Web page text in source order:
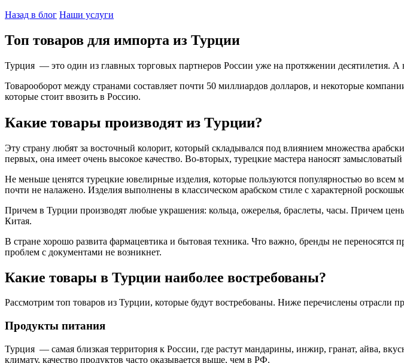
Назад в блог Наши услуги
Топ товаров для импорта из Турции
Турция — это один из главных торговых партнеров России уже на протяжении десятилетия.
Товарооборот между странами составляет почти 50 миллиардов долларов, и некоторые
которые стоит ввозить в Россию.
Какие товары производят из Турции?
Эту страну любят за восточный колорит, который складывался под влиянием множества
первых, она имеет очень высокое качество. Во-вторых, турецкие мастера наносят
Не меньше ценятся турецкие ювелирные изделия, которые пользуются популярностью во
почти не налажено. Изделия выполнены в классическом арабском стиле с характерной
Причем в Турции производят любые украшения: кольца, ожерелья, браслеты, часы. Причем
Китая.
В стране хорошо развита фармацевтика и бытовая техника. Что важно, бренды не
проблем с документами не возникнет.
Какие товары в Турции наиболее востребованы?
Рассмотрим топ товаров из Турции, которые будут востребованы. Ниже перечислены отрасли
Продукты питания
Турция — самая близкая территория к России, где растут мандарины, инжир, гранат, айва,
климату, качество продуктов часто оказывается выше, чем в РФ.